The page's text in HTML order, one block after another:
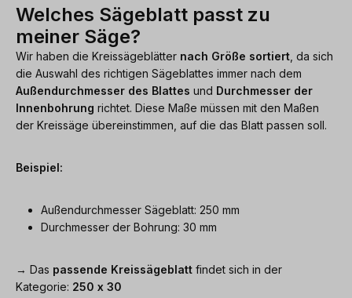
Welches Sägeblatt passt zu
meiner Säge?
Wir haben die Kreissägeblätter nach Größe sortiert , da sich
die Auswahl des richtigen Sägeblattes immer nach dem
Außendurchmesser des Blattes und Durchmesser der
Innenbohrung richtet. Diese Maße müssen mit den Maßen
der Kreissäge übereinstimmen, auf die das Blatt passen soll.
Beispiel:
Außendurchmesser Sägeblatt: 250 mm
Durchmesser der Bohrung: 30 mm
→ Das passende Kreissägeblatt findet sich in der
Kategorie: 250 x 30